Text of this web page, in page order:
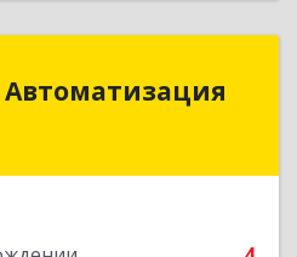
край, м.о.
Подробнее